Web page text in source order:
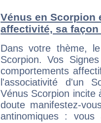
Vénus en Scorpion
affectivité, sa
Dans votre thème,
Scorpion. Vos
comportements
l'associativité d'un
Vénus Scorpion incite
doute manifestez-
antinomiques : vous